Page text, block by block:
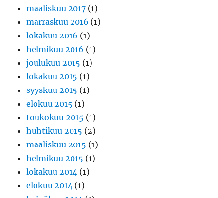
maaliskuu 2017 (1)
marraskuu 2016 (1)
lokakuu 2016 (1)
helmikuu 2016 (1)
joulukuu 2015 (1)
lokakuu 2015 (1)
syyskuu 2015 (1)
elokuu 2015 (1)
toukokuu 2015 (1)
huhtikuu 2015 (2)
maaliskuu 2015 (1)
helmikuu 2015 (1)
lokakuu 2014 (1)
elokuu 2014 (1)